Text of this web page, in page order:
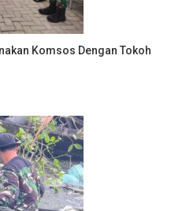
Komsos Dengan Tokoh